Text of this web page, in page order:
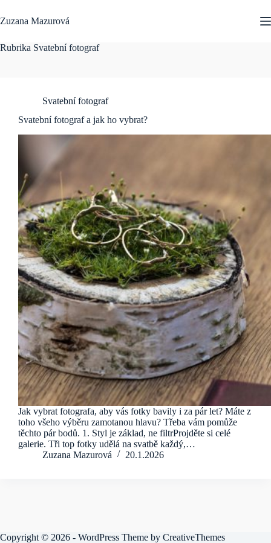
to
content
Zuzana Mazurová
Rubrika Svatební fotograf
Svatební fotograf
Svatební fotograf a jak ho vybrat?
Jak vybrat fotografa, aby vás fotky bavily i za pár let? Máte z
toho všeho výběru zamotanou hlavu? Třeba vám pomůže
těchto pár bodů. 1. Styl je základ, ne filtrProjděte si celé
galerie. Tři top fotky udělá na svatbě každý,…
Zuzana Mazurová
20.1.2026
Copyright © 2026 - WordPress Theme by CreativeThemes